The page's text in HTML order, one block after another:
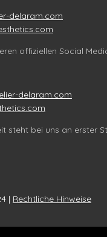
delaram.com
offiziellen Social
delaram.com
steht bei uns an erster
| Rechtliche Hinweise